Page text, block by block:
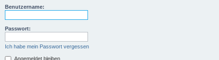
Benutzername:
Passwort:
Ich habe mein Passwort vergessen
Angemeldet bleiben